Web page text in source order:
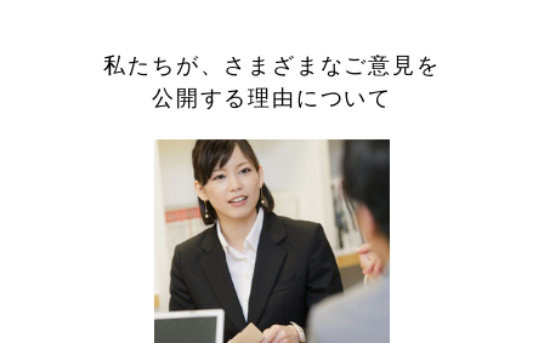
私たちが、さまざまなご意見を
公開する理由について